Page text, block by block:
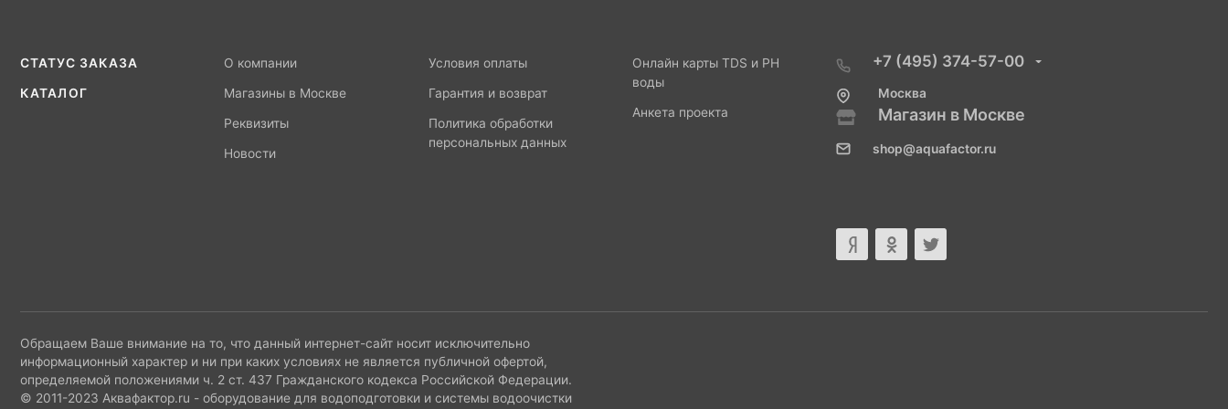
СТАТУС ЗАКАЗА
КАТАЛОГ
О компании
Магазины в Москве
Реквизиты
Новости
Условия оплаты
Гарантия и возврат
Политика обработки
персональных данных
Онлайн карты TDS и PH
воды
Анкета проекта
+7 (495) 374-57-00
Москва
Магазин в Москве
shop@aquafactor.ru
Обращаем Ваше внимание на то, что данный интернет-сайт носит исключительно
информационный характер и ни при каких условиях не является публичной офертой,
определяемой положениями ч. 2 ст. 437 Гражданского кодекса Российской Федерации.
© 2011-2023 Аквафактор.ru - оборудование для водоподготовки и системы водоочистки